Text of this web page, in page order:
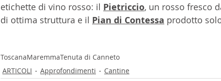
etichette di vino rosso: il Pietriccio, un rosso fresco
di ottima struttura e il Pian di Contessa prodotto
ToscanaMaremmaTenuta di Canneto
ARTICOLI
Approfondimenti Cantine